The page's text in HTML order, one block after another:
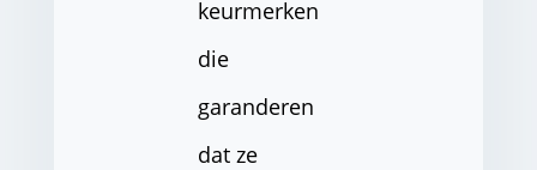
keurmerken
die
garanderen
dat ze